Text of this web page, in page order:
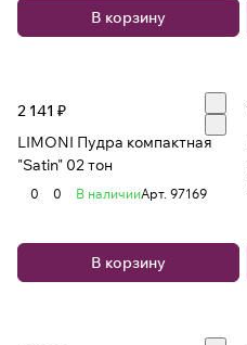
В корзину
2 141 ₽
LIMONI Пудра компактная
"Satin" 02 тон
0 0 В наличииАрт. 97169
В корзину